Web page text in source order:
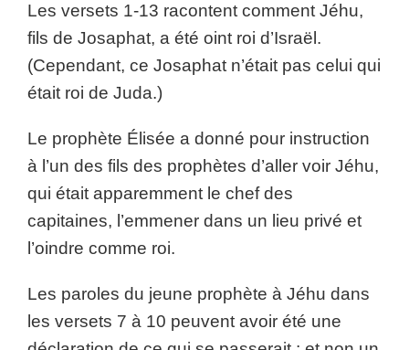
Les versets 1-13 racontent comment Jéhu,
fils de Josaphat, a été oint roi d’Israël.
(Cependant, ce Josaphat n’était pas celui qui
était roi de Juda.)
Le prophète Élisée a donné pour instruction
à l’un des fils des prophètes d’aller voir Jéhu,
qui était apparemment le chef des
capitaines, l’emmener dans un lieu privé et
l’oindre comme roi.
Les paroles du jeune prophète à Jéhu dans
les versets 7 à 10 peuvent avoir été une